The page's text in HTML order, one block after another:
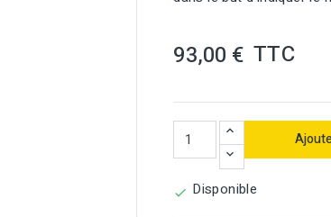
93,00 € TTC
 Disponible